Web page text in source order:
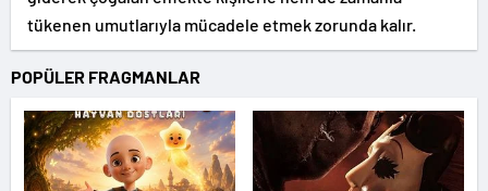
tükenen umutlarıyla mücadele etmek zorunda kalır.
POPÜLER FRAGMANLAR